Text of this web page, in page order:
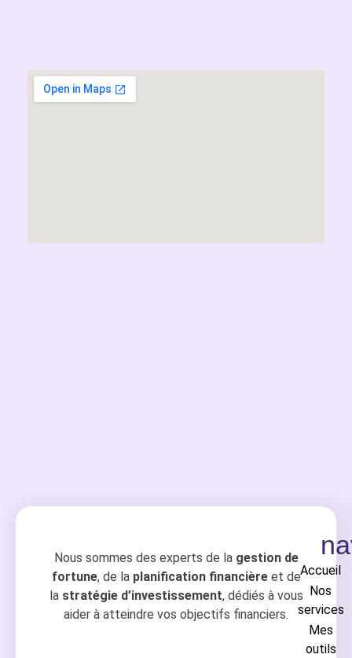
Nous sommes des experts de la gestion de
fortune, de la planification financièreet de
la stratégie d’investissement, dédiés à vous
aider à atteindre vos objectifs financiers.
Accueil
Nos
services
Mes
outils